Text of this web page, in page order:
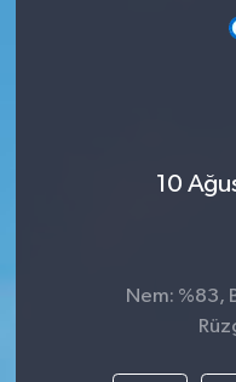
10
Nem: %83,